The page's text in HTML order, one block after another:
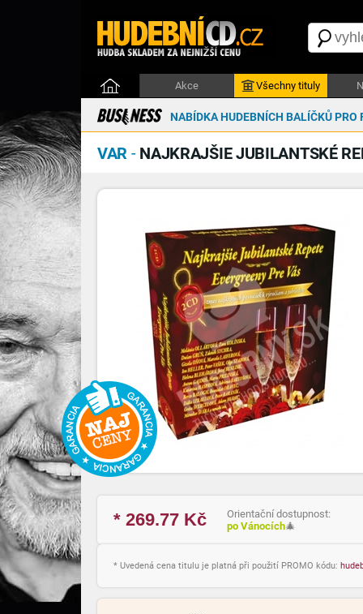
Akce Všechny tituly
NABÍDKA HUDEBNÍCH BALÍČKŮ PRO
VAR - NAJKRAJŠIE JUBILANTSKÉ
* 269.77 Kč
Orientační dostupnost:
po Vánocích🎄
* Uvedená cena titulu je platná při použití PROMO kódu: